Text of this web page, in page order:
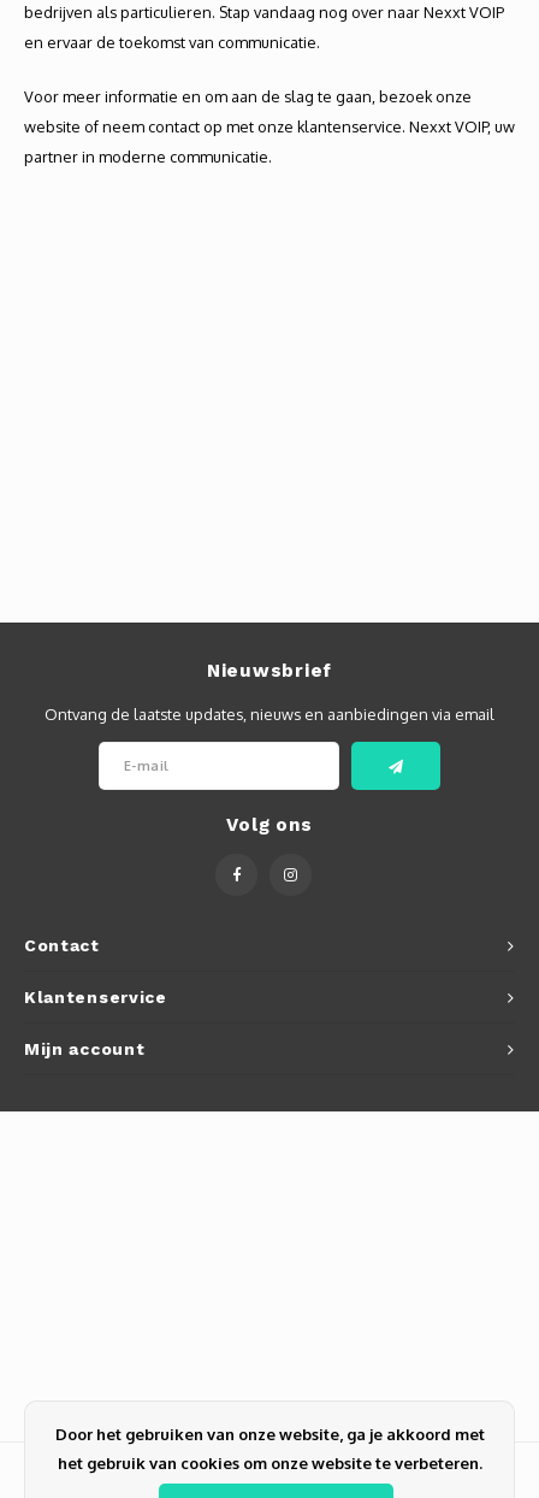
bedrijven als particulieren. Stap vandaag nog over naar Nexxt VOIP
en ervaar de toekomst van communicatie.
Voor meer informatie en om aan de slag te gaan, bezoek onze
website of neem contact op met onze klantenservice. Nexxt VOIP, uw
partner in moderne communicatie.
Contact
Nieuwsbrief
Ontvang de laatste updates, nieuws en aanbiedingen via email
Volg ons
Klantenservice
Mijn account
Door het gebruiken van onze website, ga je akkoord met
het gebruik van cookies om onze website te verbeteren.